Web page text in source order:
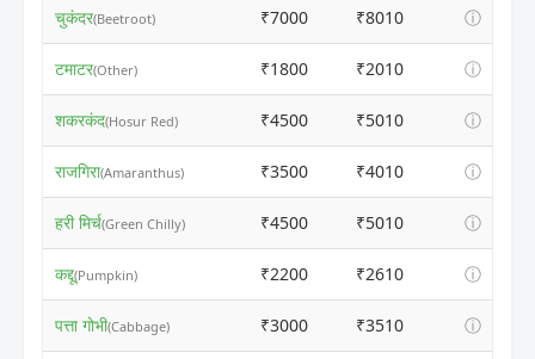
चुकंदर(Beetroot) ₹7000 ₹8010 ⓘ
टमाटर(Other) ₹1800 ₹2010 ⓘ
शकरकंद(Hosur Red) ₹4500 ₹5010 ⓘ
राजगिरा(Amaranthus) ₹3500 ₹4010 ⓘ
हरी मिर्च(Green Chilly) ₹4500 ₹5010 ⓘ
कद्दू(Pumpkin) ₹2200 ₹2610 ⓘ
पत्ता गोभी(Cabbage) ₹3000 ₹3510 ⓘ